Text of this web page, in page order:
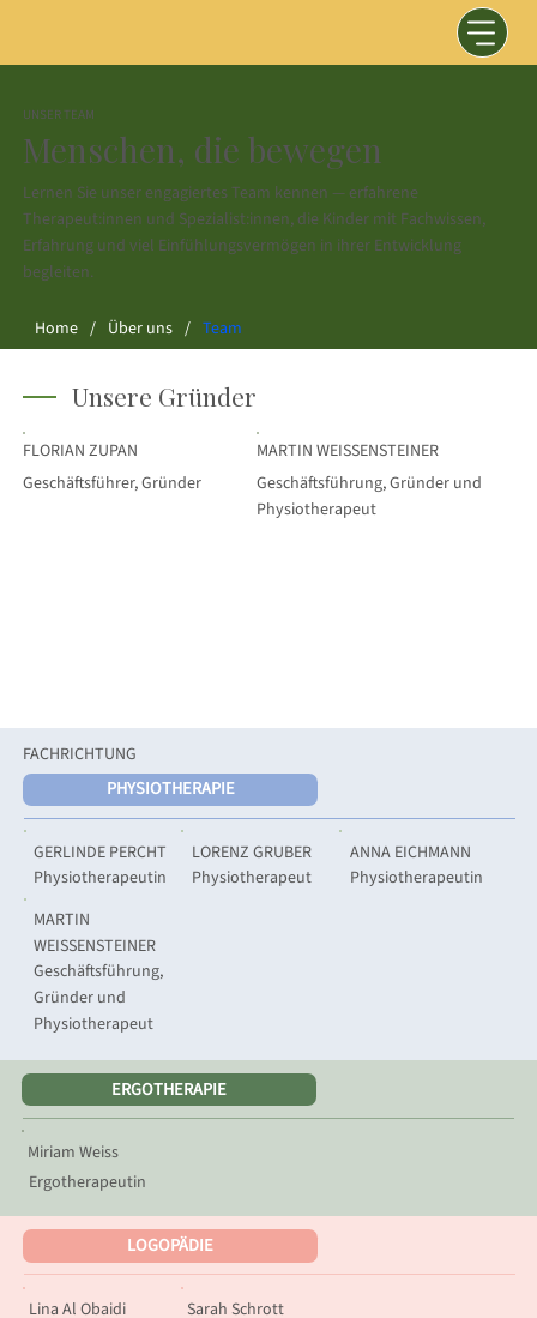
UNSER TEAM
Menschen, die bewegen
Lernen Sie unser engagiertes Team kennen — erfahrene
Therapeut:innen und Spezialist:innen, die Kinder mit Fachwissen,
Erfahrung und viel Einfühlungsvermögen in ihrer Entwicklung
begleiten.
Home / Über uns / Team
Unsere Gründer
FLORIAN ZUPAN
Geschäftsführer, Gründer
MARTIN WEISSENSTEINER
Geschäftsführung, Gründer und
Physiotherapeut
FACHRICHTUNG
PHYSIOTHERAPIE
GERLINDE PERCHT
Physiotherapeutin
LORENZ GRUBER
Physiotherapeut
ANNA EICHMANN
Physiotherapeutin
MARTIN
WEISSENSTEINER
Geschäftsführung,
Gründer und
Physiotherapeut
ERGOTHERAPIE
Miriam Weiss
Ergotherapeutin
LOGOPÄDIE
Lina Al Obaidi
Sarah Schrott